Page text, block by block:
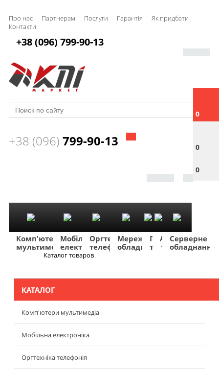
Про нас Партнерам Послуги Гарантія
Як придбати
Контакти
0
0
0
+38 (096) 799-90-13
+38 (096) 799-90-13
Комп'ютери
мультимедіа
Мобільна
електроніка
Оргтехніка
телефонія
Мережеве
обладнання
Побутова
техніка
TV
та
Фото
та
Авто
та
Серверне
обладнання
Каталог товаров
КАТАЛОГ
Комп'ютери мультимедіа
Мобільна електроніка
Оргтехніка телефонія